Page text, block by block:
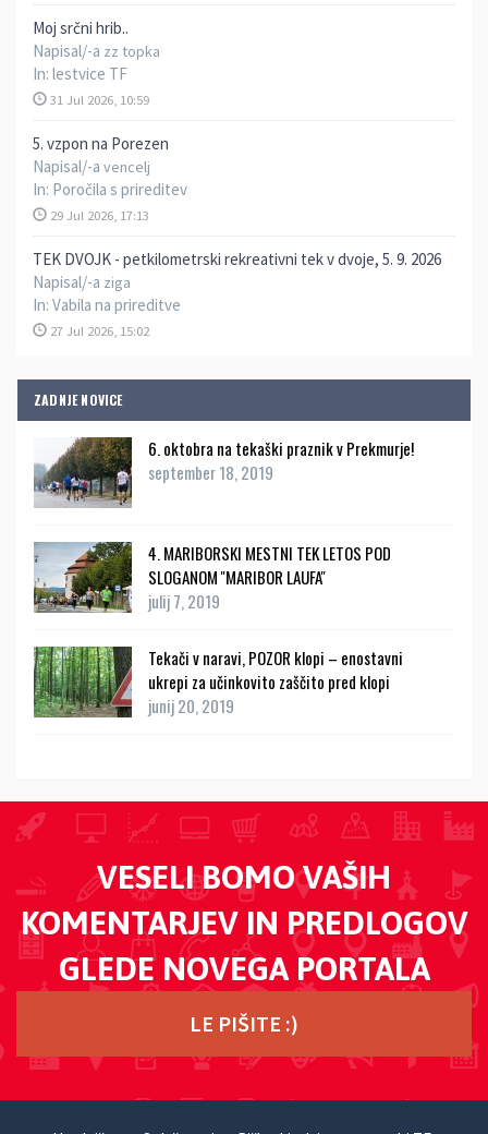
Moj srčni hrib..
Napisal/-a zz topka
In: lestvice TF
31 Jul 2026, 10:59
5. vzpon na Porezen
Napisal/-a vencelj
In: Poročila s prireditev
29 Jul 2026, 17:13
TEK DVOJK - petkilometrski rekreativni tek v dvoje, 5. 9. 2026
Napisal/-a ziga
In: Vabila na prireditve
27 Jul 2026, 15:02
ZADNJE NOVICE
6. oktobra na tekaški praznik v Prekmurje!
september 18, 2019
4. MARIBORSKI MESTNI TEK LETOS POD
SLOGANOM ''MARIBOR LAUFA''
julij 7, 2019
Tekači v naravi, POZOR klopi – enostavni
ukrepi za učinkovito zaščito pred klopi
junij 20, 2019
VESELI BOMO VAŠIH
KOMENTARJEV IN PREDLOGOV
GLEDE NOVEGA PORTALA
LE PIŠITE :)